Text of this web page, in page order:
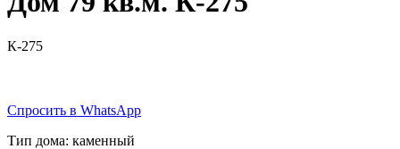
К-275
Спросить в WhatsApp
Тип дома: каменный